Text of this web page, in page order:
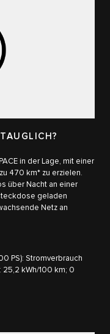
in der Lage, mit einer
470 km* zu erzielen.
über Nacht an einer
geladen
Netz an
PS): Stromverbrauch
kWh/100 km; 0